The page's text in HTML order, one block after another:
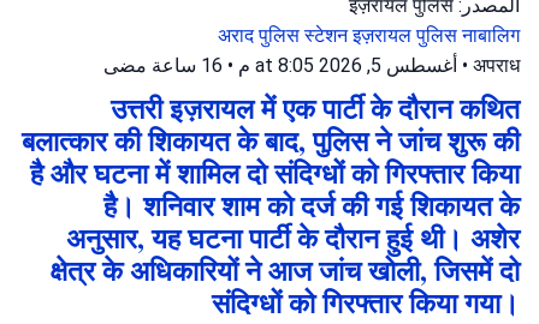
المصدر: इज़रायल पुलिस
अराद पुलिस स्टेशनइज़रायल पुलिसनाबालिग
अपराध
• أغسطس 5, 2026 at 8:05 م • 16 ساعة مضى
उत्तरी इज़रायल में एक पार्टी के दौरान कथित
बलात्कार की शिकायत के बाद, पुलिस ने जांच शुरू की
है और घटना में शामिल दो संदिग्धों को गिरफ्तार किया
है। शनिवार शाम को दर्ज की गई शिकायत के
अनुसार, यह घटना पार्टी के दौरान हुई थी। अशेर
क्षेत्र के अधिकारियों ने आज जांच खोली, जिसमें दो
संदिग्धों को गिरफ्तार किया गया।